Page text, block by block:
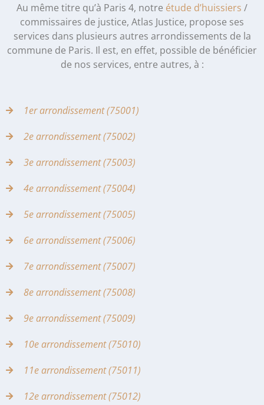
Au même titre qu’à Paris 4, notre étude d’huissiers /
commissaires de justice, Atlas Justice, propose ses
services dans plusieurs autres arrondissements de la
commune de Paris. Il est, en effet, possible de bénéficier
de nos services, entre autres, à :
1er arrondissement (75001)
2e arrondissement (75002)
3e arrondissement (75003)
4e arrondissement (75004)
5e arrondissement (75005)
6e arrondissement (75006)
7e arrondissement (75007)
8e arrondissement (75008)
9e arrondissement (75009)
10e arrondissement (75010)
11e arrondissement (75011)
12e arrondissement (75012)